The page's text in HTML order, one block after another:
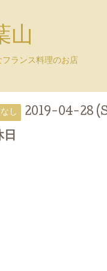
山
ンス料理のお店
し 2019-04-28